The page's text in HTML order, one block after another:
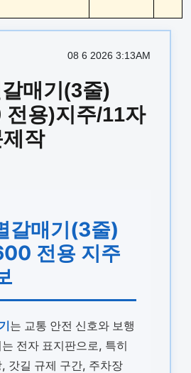
08 6 2026 3:13AM
매기(3줄)
전용)지주/11자
작
갈매기(3줄)
전용 지주
는 교통 안전 신호와 보행
전자 표지판으로, 특히
갓길 규제 구간, 주차장